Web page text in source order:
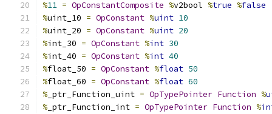
%11 = OpConstantComposite %v2bool %true %false
%uint_10 = OpConstant %uint 10
%uint_20 = OpConstant %uint 20
%int_30 = OpConstant %int 30
%int_40 = OpConstant %int 40
%float_50 = OpConstant %float 50
%float_60 = OpConstant %float 60
% _ptr_Function_uint = OpTypePointer Function %
% _ptr_Function_int = OpTypePointer Function %